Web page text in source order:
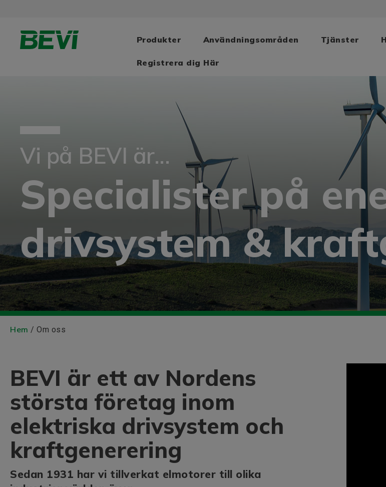
Produkter Användningsområden Tjänster
Registrera dig Här
Vi på BEVI är...
Specialister på
drivsystem &
Hem / Om oss
BEVI är ett av Nordens
största företag inom
elektriska drivsystem och
kraftgenerering
Sedan 1931 har vi tillverkat elmotorer till olika